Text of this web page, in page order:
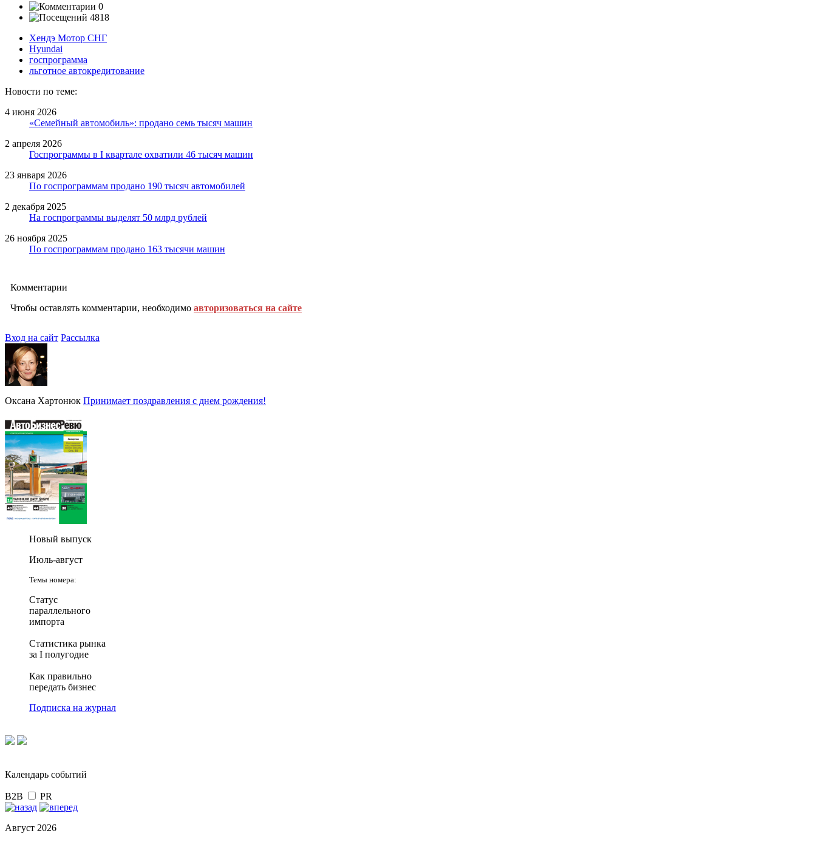
0
4818
Хендэ Мотор СНГ
Hyundai
госпрограмма
льготное автокредитование
Новости по теме:
4 июня 2026
«Семейный автомобиль»: продано семь тысяч машин
2 апреля 2026
Госпрограммы в I квартале охватили 46 тысяч машин
23 января 2026
По госпрограммам продано 190 тысяч автомобилей
2 декабря 2025
На госпрограммы выделят 50 млрд рублей
26 ноября 2025
По госпрограммам продано 163 тысячи машин
Комментарии
Чтобы оставлять комментарии, необходимо авторизоваться на сайте
Вход на сайт Рассылка
Оксана Хартонюк Принимает поздравления с днем рождения!
Новый выпуск
Июль-август
Темы номера:
Статус
параллельного
импорта
Статистика рынка
за I полугодие
Как правильно
передать бизнес
Подписка на журнал
Календарь событий
B2B PR
Август 2026